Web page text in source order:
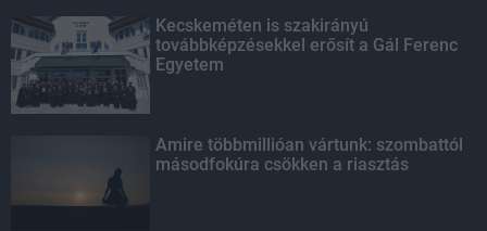
Kecskeméten is szakirányú
továbbképzésekkel erősít a Gál Ferenc
Egyetem
Amire többmillióan vártunk: szombattól
másodfokúra csökken a riasztás